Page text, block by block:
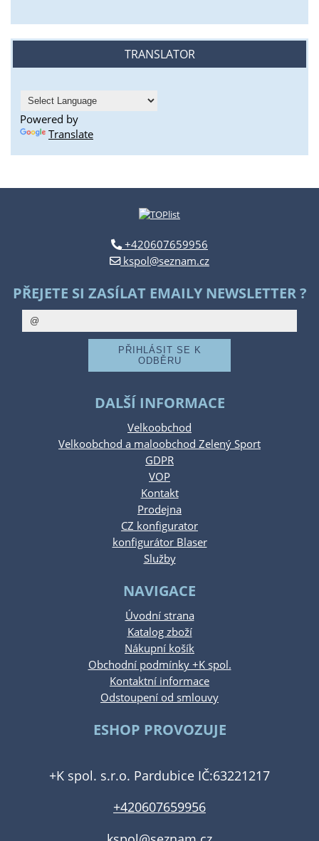
TRANSLATOR
Powered by
Translate
+420607659956
kspol@seznam.cz
PŘEJETE SI ZASÍLAT EMAILY NEWSLETTER ?
DALŠÍ INFORMACE
Velkoobchod
Velkoobchod a maloobchod Zelený Sport
GDPR
VOP
Kontakt
Prodejna
CZ konfigurator
konfigurátor Blaser
Služby
NAVIGACE
Úvodní strana
Katalog zboží
Nákupní košík
Obchodní podmínky +K spol.
Kontaktní informace
Odstoupení od smlouvy
ESHOP PROVOZUJE
+K spol. s.r.o. Pardubice IČ:63221217
+420607659956